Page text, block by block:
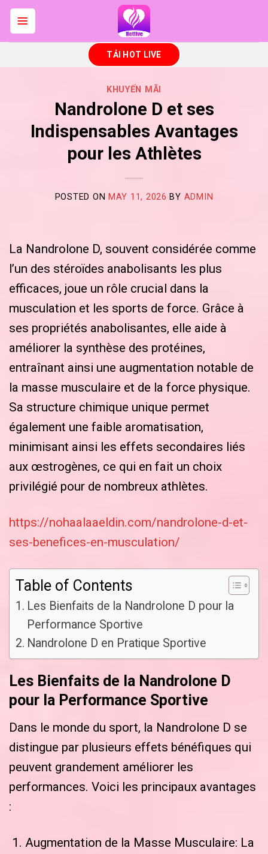
Skip
to
TẢI HOT LIVE
KHUYẾN MÃI
Nandrolone D et ses
Indispensables Avantages
pour les Athlètes
POSTED ON MAY 11, 2026 BY ADMIN
La Nandrolone D, souvent considérée comme
l’un des stéroïdes anabolisants les plus
efficaces, joue un rôle crucial dans la
musculation et les sports de force. Grâce à
ses propriétés anabolisantes, elle aide à
améliorer la synthèse des protéines,
entraînant ainsi une augmentation notable de
la masse musculaire et de la force physique.
Sa structure chimique unique permet
également une faible aromatisation,
minimisant ainsi les effets secondaires liés
aux œstrogènes, ce qui en fait un choix
privilégié pour de nombreux athlètes.
https://nohaalaaeldin.com/nandrolone-d-et-
ses-benefices-en-musculation/
Table of Contents
Les Bienfaits de la Nandrolone D pour la
Performance Sportive
Nandrolone D en Pratique Sportive
Les Bienfaits de la Nandrolone D
pour la Performance Sportive
Dans le monde du sport, la Nandrolone D se
distingue par plusieurs effets bénéfiques qui
peuvent grandement améliorer les
performances. Voici les principaux avantages
:
Augmentation de la Masse Musculaire: La